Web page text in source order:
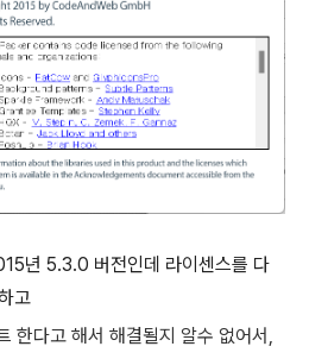
년 5.3.0 버전인데 라이센스를 다
고
다고 해서 해결될지 알수 없어서,